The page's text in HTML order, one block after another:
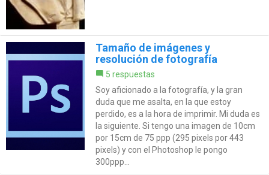
Tamaño de imágenes y
resolución de fotografía
5 respuestas
Soy aficionado a la fotografía, y la gran
duda que me asalta, en la que estoy
perdido, es a la hora de imprimir. Mi duda es
la siguiente. Si tengo una imagen de 10cm
por 15cm de 75 ppp (295 pixels por 443
pixels) y con el Photoshop le pongo
300ppp...